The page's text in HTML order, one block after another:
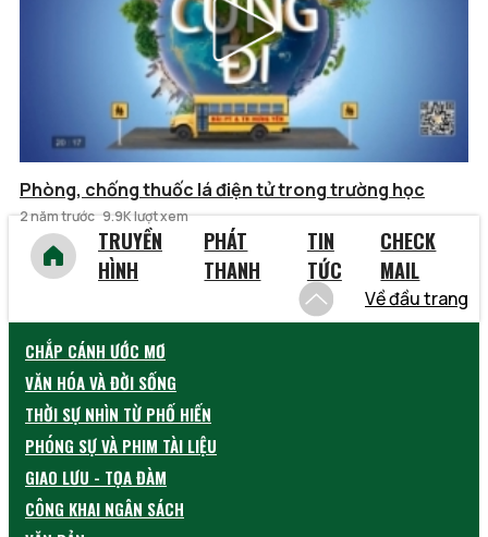
Phòng, chống thuốc lá điện tử trong trường học
2 năm trước 9.9K lượt xem
TRUYỀN
HÌNH
PHÁT
THANH
TIN
TỨC
CHECK
MAIL
Về đầu trang
CHẮP CÁNH ƯỚC MƠ
VĂN HÓA VÀ ĐỜI SỐNG
THỜI SỰ NHÌN TỪ PHỐ HIẾN
PHÓNG SỰ VÀ PHIM TÀI LIỆU
GIAO LƯU - TỌA ĐÀM
CÔNG KHAI NGÂN SÁCH